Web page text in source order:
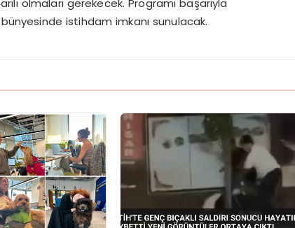
olmaları gerekecek. Programı başarıyla
istihdam imkanı sunulacak.